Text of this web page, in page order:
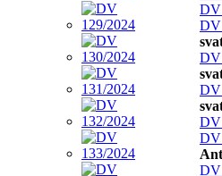
DV
DV
DV
DV
DV
DV
DV